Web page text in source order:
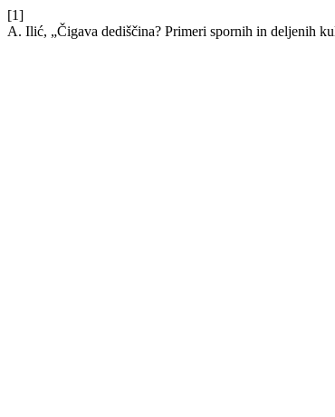
[1]
A. Ilić, „Čigava dediščina? Primeri spornih in deljenih